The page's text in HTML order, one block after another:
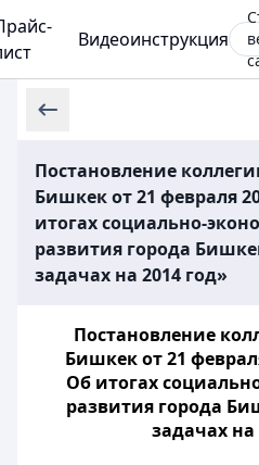
Видеоинструкция
Постановление
Бишкек от 21 февраля
итогах социально-
развития города
задачах на 2014 год»
Постановление
Бишкек от 21
Об итогах
развития города
задачах на